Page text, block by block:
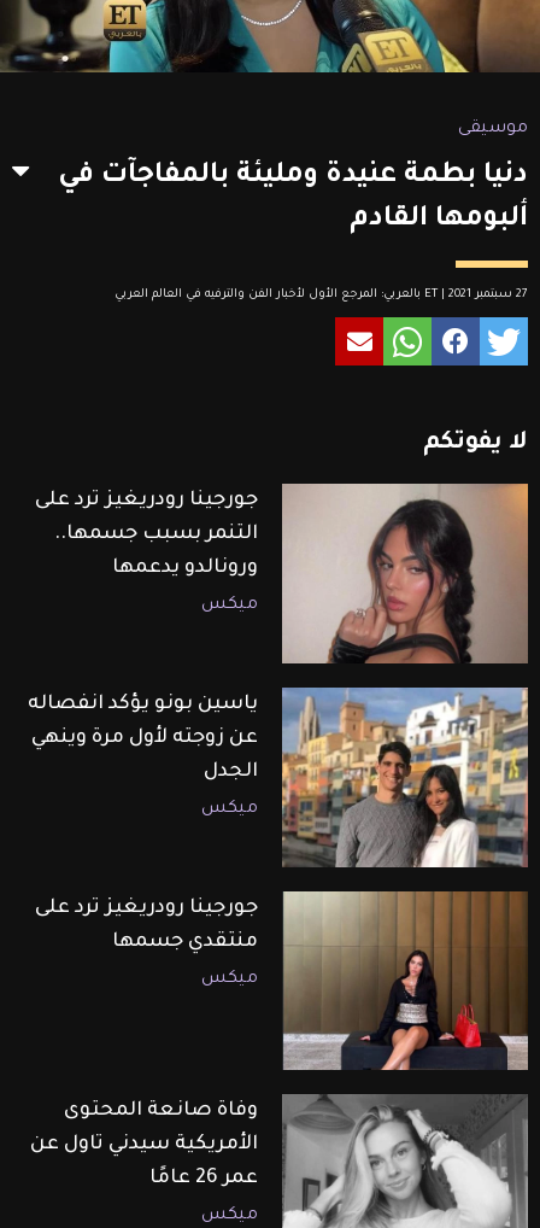
موسيقى
دنيا بطمة عنيدة ومليئة بالمفاجآت في
ألبومها القادم
27 سبتمبر 2021 | ET بالعربي: المرجع الأول لأخبار الفن والترفيه في العالم العربي
لا يفوتكم
جورجينا رودريغيز ترد على
التنمر بسبب جسمها..
ورونالدو يدعمها
ميكس
ياسين بونو يؤكد انفصاله
عن زوجته لأول مرة وينهي
الجدل
ميكس
جورجينا رودريغيز ترد على
منتقدي جسمها
ميكس
وفاة صانعة المحتوى
الأمريكية سيدني تاول عن
عمر 26 عامًا
ميكس